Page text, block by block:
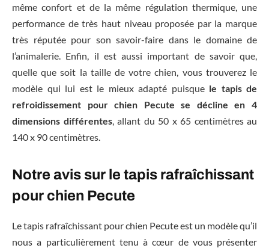
même confort et de la même régulation thermique, une
performance de très haut niveau proposée par la marque
très réputée pour son savoir-faire dans le domaine de
l’animalerie. Enfin, il est aussi important de savoir que,
quelle que soit la taille de votre chien, vous trouverez le
modèle qui lui est le mieux adapté puisque le tapis de
refroidissement pour chien Pecute se décline en 4
dimensions différentes, allant du 50 x 65 centimètres au
140 x 90 centimètres.
Notre avis sur le tapis rafraîchissant
pour chien Pecute
Le tapis rafraîchissant pour chien Pecute est un modèle qu’il
nous a particulièrement tenu à cœur de vous présenter